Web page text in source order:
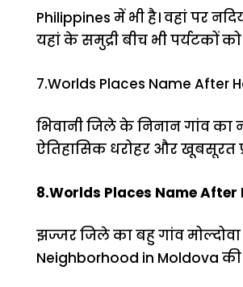
Philippines में भी है। वहां पर
यहां के समुद्री बीच भी पर्यटकों
7.Worlds Places Name After
भिवानी जिले के निनान गांव का
ऐतिहासिक धरोहर और खूबसूरत
8.Worlds Places Name
झज्जर जिले का बहु गांव मोल्दोवा
Neighborhood in Moldova